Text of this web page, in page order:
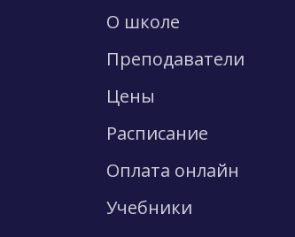
О школе
Преподаватели
Цены
Расписание
Оплата онлайн
Учебники